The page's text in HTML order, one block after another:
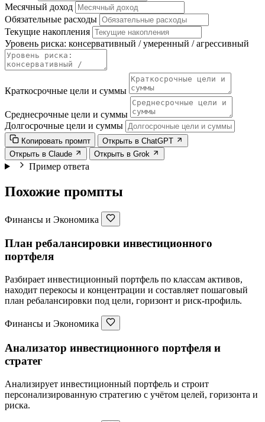
Месячный доход
Обязательные расходы
Текущие накопления
Уровень риска: консервативный / умеренный / агрессивный
Краткосрочные цели и суммы
Среднесрочные цели и суммы
Долгосрочные цели и суммы
Копировать промпт
Открыть в ChatGPT
Открыть в Claude
Открыть в Grok
Пример ответа
Похожие промпты
Финансы и Экономика
План ребалансировки инвестиционного
портфеля
Разбирает инвестиционный портфель по классам активов,
находит перекосы и концентрации и составляет пошаговый
план ребалансировки под цели, горизонт и риск-профиль.
Финансы и Экономика
Анализатор инвестиционного портфеля и
стратег
Анализирует инвестиционный портфель и строит
персонализированную стратегию с учётом целей, горизонта и
риска.